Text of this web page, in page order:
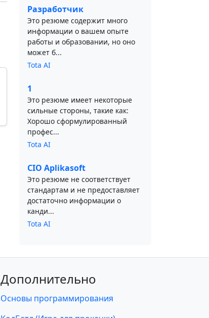
Разработчик
Это резюме содержит много
информации о вашем опыте
работы и образовании, но оно
может б...
Tota AI
1
Это резюме имеет некоторые
сильные стороны, такие как:
Хорошо сформулированный
профес...
Tota AI
CIO Aplikasoft
Это резюме не соответствует
стандартам и не предоставляет
достаточно информации о
канди...
Tota AI
Дополнительно
Основы программирования